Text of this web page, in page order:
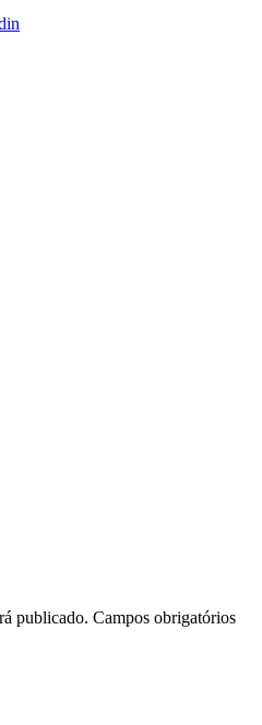
publicado. Campos obrigatórios